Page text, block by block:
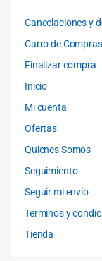
Cancelaciones y
Carro de Compras
Finalizar compra
Inicio
Mi cuenta
Ofertas
Quienes Somos
Seguimiento
Seguir mi envío
Terminos y
Tienda